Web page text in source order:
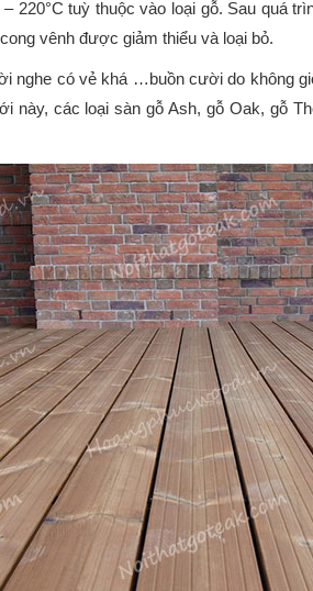
220°C tuỳ thuộc vào loại gỗ. Sau quá
vênh được giảm thiểu và loại bỏ.
nghe có vẻ khá …buồn cười do không
các loại sàn gỗ Ash, gỗ Oak, gỗ